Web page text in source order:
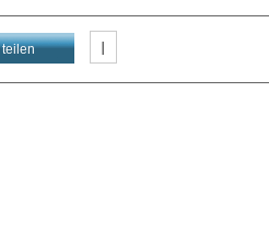
teilen